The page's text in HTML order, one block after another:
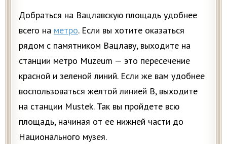
Добраться на Вацлавскую площадь удобнее
всего на метро. Если вы хотите оказаться
рядом с памятником Вацлаву, выходите на
станции метро Muzeum — это пересечение
красной и зеленой линий. Если же вам удобнее
воспользоваться желтой линией В, выходите
на станции Mustek. Так вы пройдете всю
площадь, начиная от ее нижней части до
Национального музея.